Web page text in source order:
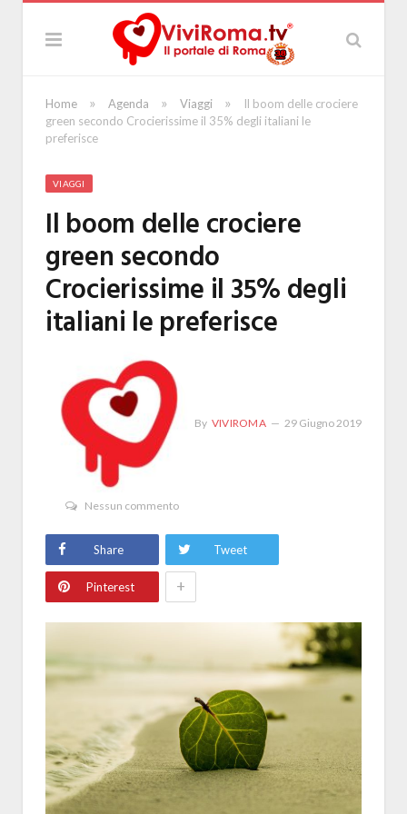
Home » Agenda » Viaggi »
Il boom delle crociere
green secondo Crocierissime il 35% degli italiani le
preferisce
VIAGGI
Il boom delle crociere
green secondo
Crocierissime il 35% degli
italiani le preferisce
By VIVIROMA 29 Giugno 2019
Nessun commento
Share Tweet
Pinterest +